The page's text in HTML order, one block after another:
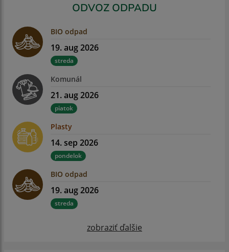
ODVOZ ODPADU
BIO odpad
19. aug 2026
streda
Komunál
21. aug 2026
piatok
Plasty
14. sep 2026
pondelok
BIO odpad
19. aug 2026
streda
zobraziť ďalšie